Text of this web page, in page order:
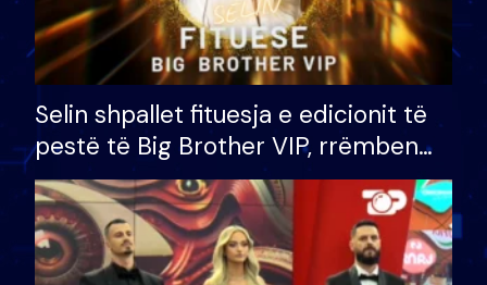
Selin shpallet fituesja e edicionit të
pestë të Big Brother VIP, rrëmben
çmimin e madh prej 100 mijë eurosh